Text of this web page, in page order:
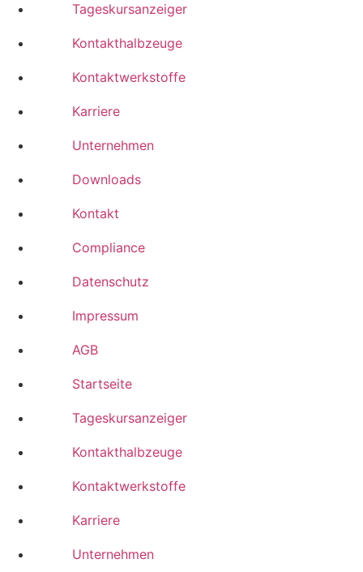
Tageskursanzeiger
Kontakthalbzeuge
Kontaktwerkstoffe
Karriere
Unternehmen
Downloads
Kontakt
Compliance
Datenschutz
Impressum
AGB
Startseite
Tageskursanzeiger
Kontakthalbzeuge
Kontaktwerkstoffe
Karriere
Unternehmen